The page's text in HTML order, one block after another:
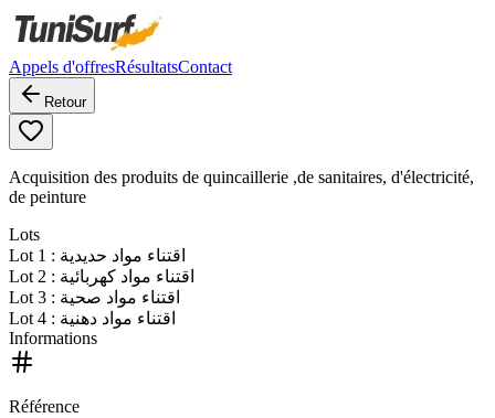
Appels d'offresRésultatsContact
Retour
Acquisition des produits de quincaillerie ,de sanitaires, d'électricité,
de peinture
Lots
Lot 1
: اقتناء مواد حديدية
Lot 2
: اقتناء مواد كهربائية
Lot 3
: اقتناء مواد صحية
Lot 4
: اقتناء مواد دهنية
Informations
Référence